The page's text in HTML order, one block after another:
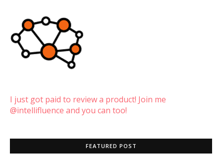
I just got paid to review a product! Join me
@intellifluence and you can too!
FEATURED POST